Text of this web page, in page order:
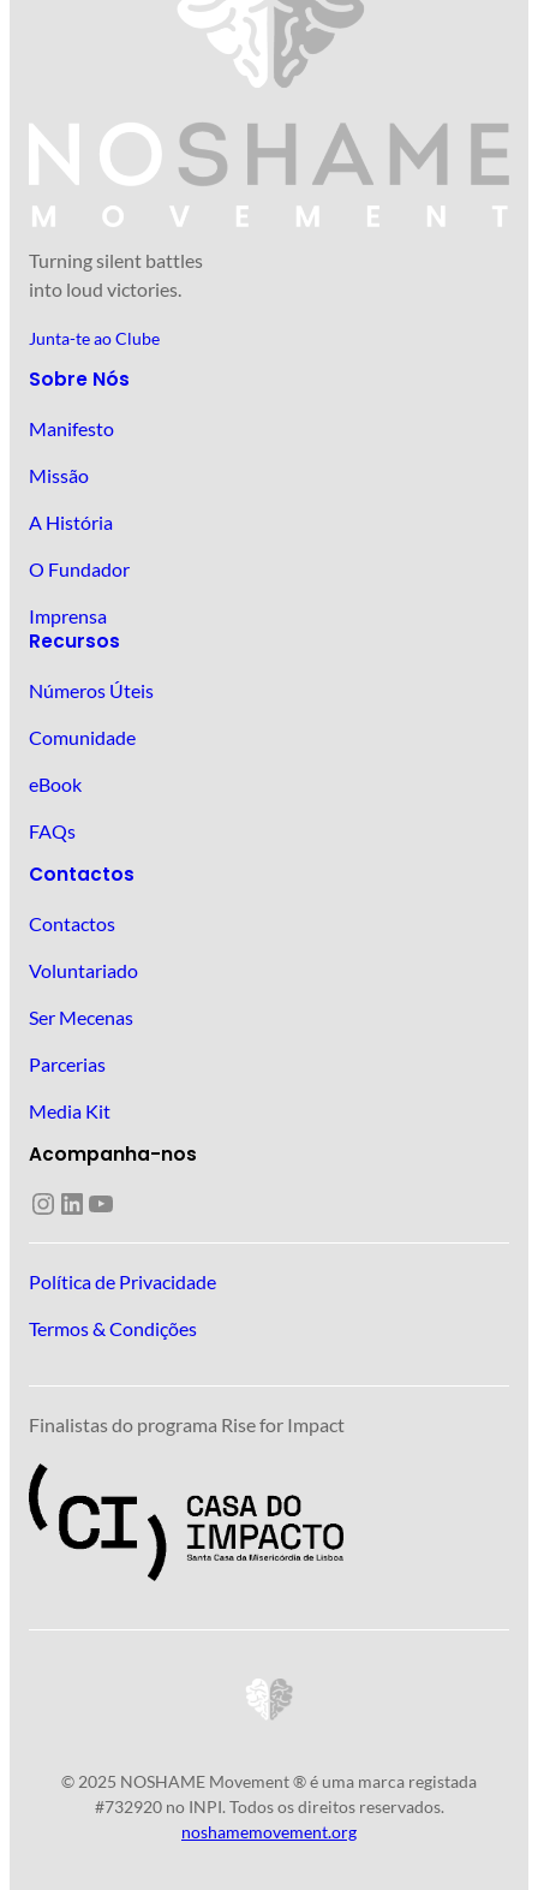
Turning silent battles
into loud victories.
Junta-te ao Clube
Sobre Nós
Manifesto
Missão
A História
O Fundador
Imprensa
Recursos
Números Úteis
Comunidade
eBook
FAQs
Contactos
Contactos
Voluntariado
Ser Mecenas
Parcerias
Media Kit
Acompanha-nos
Instagram LinkedIn YouTube
Política de Privacidade
Termos & Condições
Finalistas do programa Rise for Impact
© 2025 NOSHAME Movement ® é uma marca registada
#732920 no INPI. Todos os direitos reservados.
noshamemovement.org